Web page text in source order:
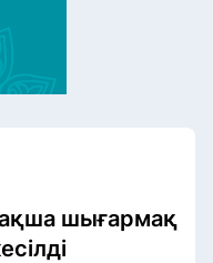
ақша шығармақ